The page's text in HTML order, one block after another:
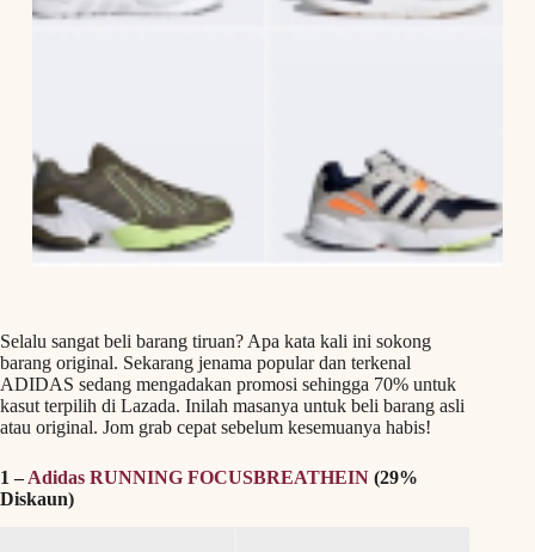
Selalu sangat beli barang tiruan? Apa kata kali ini sokong
barang original. Sekarang jenama popular dan terkenal
ADIDAS sedang mengadakan promosi sehingga 70% untuk
kasut terpilih di Lazada. Inilah masanya untuk beli barang asli
atau original. Jom grab cepat sebelum kesemuanya habis!
1 –Adidas RUNNING FOCUSBREATHEIN (29%
Diskaun)